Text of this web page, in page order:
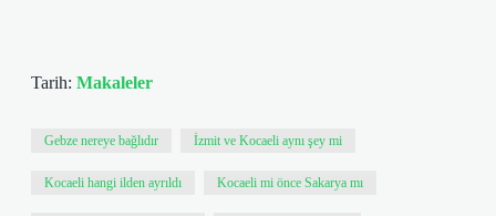
Tarih: Makaleler
Gebze nereye bağlıdır İzmit ve Kocaeli aynı şey mi
Kocaeli hangi ilden ayrıldı Kocaeli mi önce Sakarya mı